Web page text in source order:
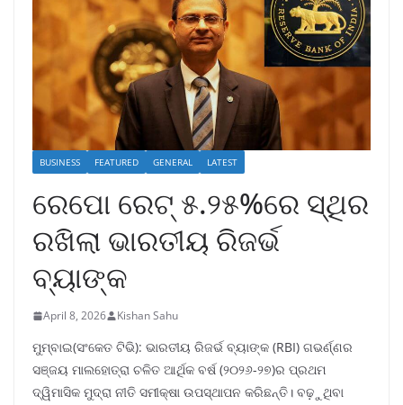
BUSINESS FEATURED GENERAL LATEST
ରେପୋ ରେଟ୍‌ ୫.୨୫%ରେ ସ୍ଥିର
ରଖିଲା ଭାରତୀୟ ରିଜର୍ଭ
ବ୍ୟାଙ୍କ
April 8, 2026 Kishan Sahu
ମୁମ୍ବାଇ(ସଂକେତ ଟିଭି): ଭାରତୀୟ ରିଜର୍ଭ ବ୍ୟାଙ୍କ (RBI) ଗଭର୍ଣ୍ଣର
ସଞ୍ଜୟ ମାଲହୋତ୍ରା ଚଳିତ ଆର୍ଥିକ ବର୍ଷ (୨୦୨୬-୨୭)ର ପ୍ରଥମ
ଦ୍ୱିମାସିକ ମୁଦ୍ରା ନୀତି ସମୀକ୍ଷା ଉପସ୍ଥାପନ କରିଛନ୍ତି। ବଢ଼ୁଥିବା